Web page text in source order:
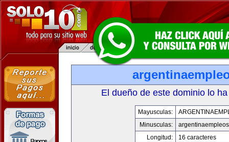
El dueño de este dominio lo
Mayusculas:
Minusculas:
Longitud:
16 caracteres